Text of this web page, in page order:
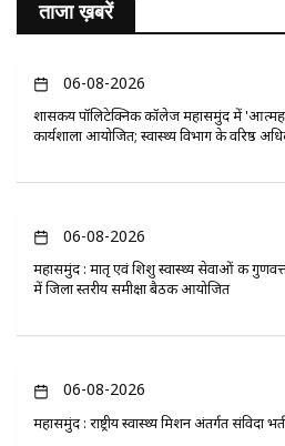
ताजा ख़बरें
06-08-2026
​शासकीय पॉलिटेक्निक कॉलेज महासमुंद में
कार्यशाला आयोजित; स्वास्थ्य विभाग के वरिष्ठ
06-08-2026
महासमुंद : मातृ एवं शिशु स्वास्थ्य सेवाओं की
में जिला स्तरीय समीक्षा बैठक आयोजित
06-08-2026
महासमुंद : राष्ट्रीय स्वास्थ्य मिशन अंतर्गत संविदा